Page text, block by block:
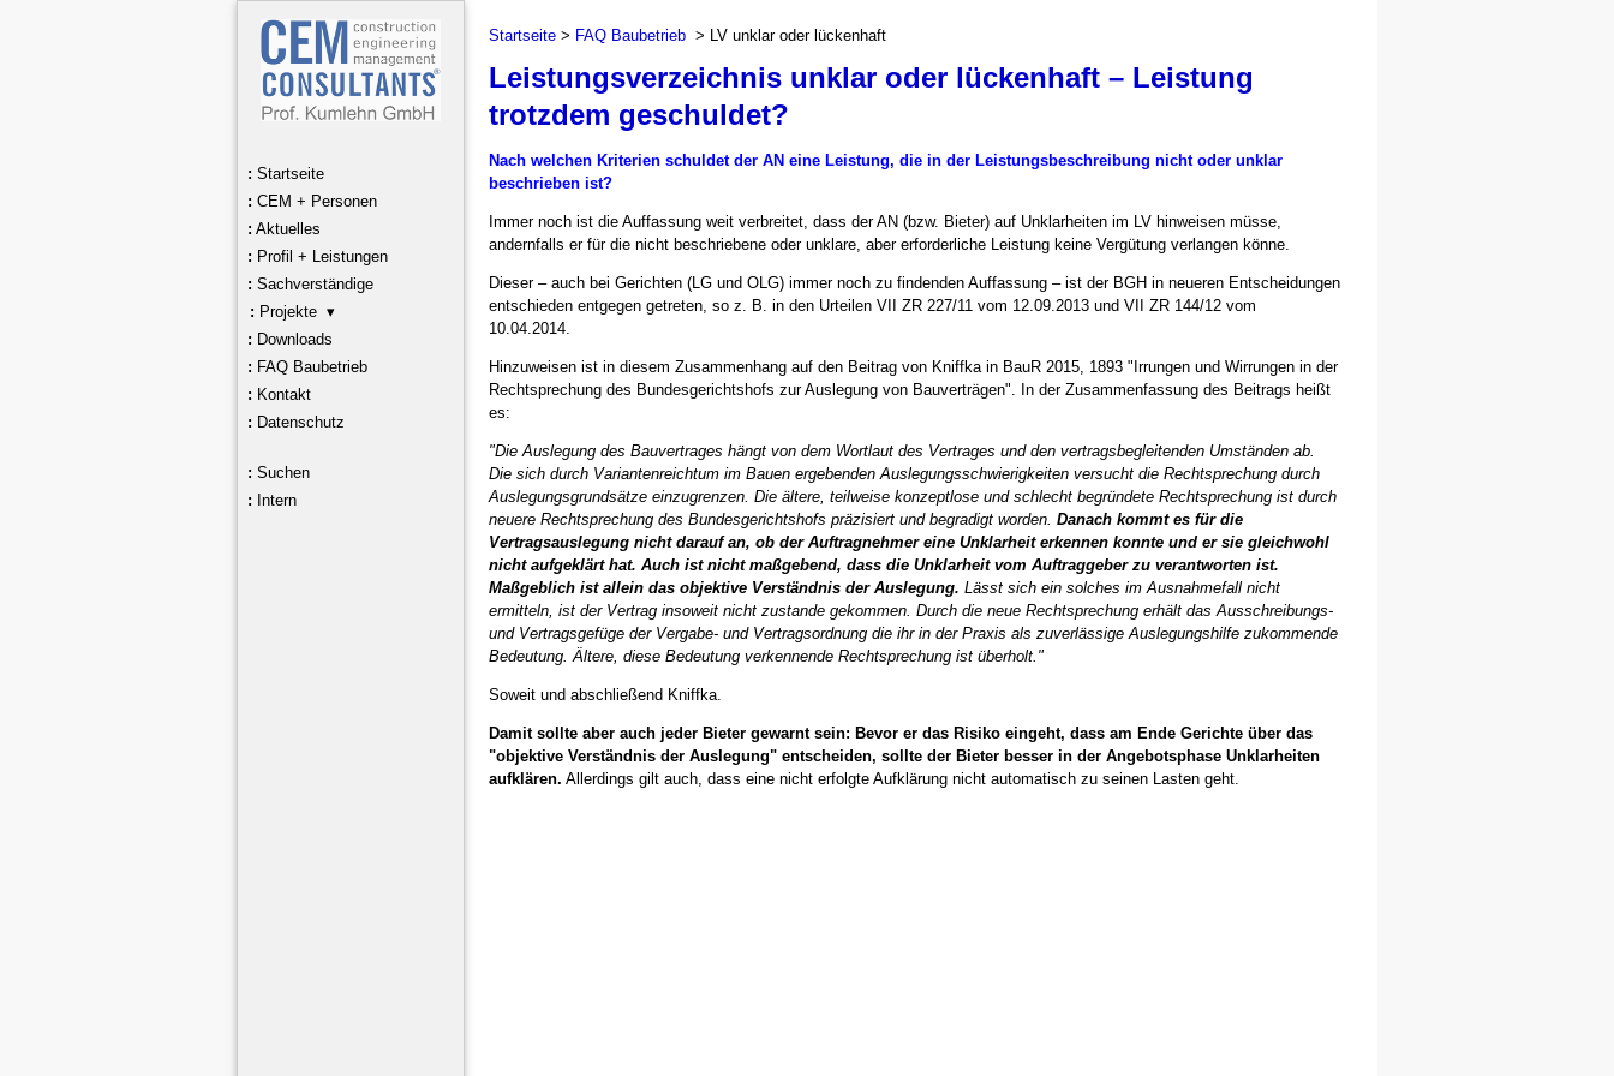
: Startseite
: CEM + Personen
: Aktuelles
: Profil + Leistungen
: Sachverständige
: Projekte ▾
: Downloads
: FAQ Baubetrieb
: Kontakt
: Datenschutz
: Suchen
: Intern
Startseite > FAQ Baubetrieb > LV unklar oder lückenhaft
Leistungsverzeichnis unklar oder lückenhaft – Leistung
trotzdem geschuldet?
Nach welchen Kriterien schuldet der AN eine Leistung, die in der Leistungsbeschreibung nicht oder unklar
beschrieben ist?
Immer noch ist die Auffassung weit verbreitet, dass der AN (bzw. Bieter) auf Unklarheiten im LV hinweisen müsse,
andernfalls er für die nicht beschriebene oder unklare, aber erforderliche Leistung keine Vergütung verlangen könne.
Dieser – auch bei Gerichten (LG und OLG) immer noch zu findenden Auffassung – ist der BGH in neueren Entscheidungen
entschieden entgegen getreten, so z. B. in den Urteilen VII ZR 227/11 vom 12.09.2013 und VII ZR 144/12 vom
10.04.2014.
Hinzuweisen ist in diesem Zusammenhang auf den Beitrag von Kniffka in BauR 2015, 1893 "Irrungen und Wirrungen in der
Rechtsprechung des Bundesgerichtshofs zur Auslegung von Bauverträgen". In der Zusammenfassung des Beitrags heißt
es:
"Die Auslegung des Bauvertrages hängt von dem Wortlaut des Vertrages und den vertragsbegleitenden Umständen ab.
Die sich durch Variantenreichtum im Bauen ergebenden Auslegungsschwierigkeiten versucht die Rechtsprechung durch
Auslegungsgrundsätze einzugrenzen. Die ältere, teilweise konzeptlose und schlecht begründete Rechtsprechung ist durch
neuere Rechtsprechung des Bundesgerichtshofs präzisiert und begradigt worden. Danach kommt es für die
Vertragsauslegung nicht darauf an, ob der Auftragnehmer eine Unklarheit erkennen konnte und er sie gleichwohl
nicht aufgeklärt hat. Auch ist nicht maßgebend, dass die Unklarheit vom Auftraggeber zu verantworten ist.
Maßgeblich ist allein das objektive Verständnis der Auslegung. Lässt sich ein solches im Ausnahmefall nicht
ermitteln, ist der Vertrag insoweit nicht zustande gekommen. Durch die neue Rechtsprechung erhält das Ausschreibungs-
und Vertragsgefüge der Vergabe- und Vertragsordnung die ihr in der Praxis als zuverlässige Auslegungshilfe zukommende
Bedeutung. Ältere, diese Bedeutung verkennende Rechtsprechung ist überholt."
Soweit und abschließend Kniffka.
Damit sollte aber auch jeder Bieter gewarnt sein: Bevor er das Risiko eingeht, dass am Ende Gerichte über das
"objektive Verständnis der Auslegung" entscheiden, sollte der Bieter besser in der Angebotsphase Unklarheiten
aufklären. Allerdings gilt auch, dass eine nicht erfolgte Aufklärung nicht automatisch zu seinen Lasten geht.